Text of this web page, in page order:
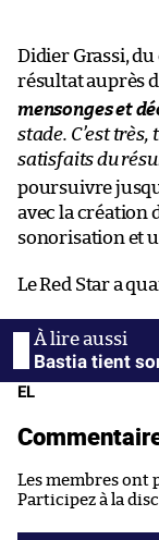
Didier Grassi, du
résultat auprès
mensonges et
stade. C’est
satisfaits du
poursuivre
avec la création
sonorisation et
Le Red Star a
Bastia tient
EL
Les membres ont
Participez à la